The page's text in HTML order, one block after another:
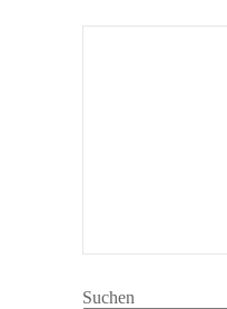
Suchen